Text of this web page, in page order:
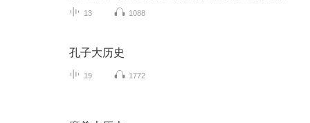
13 1088
孔子大历史
19 1772